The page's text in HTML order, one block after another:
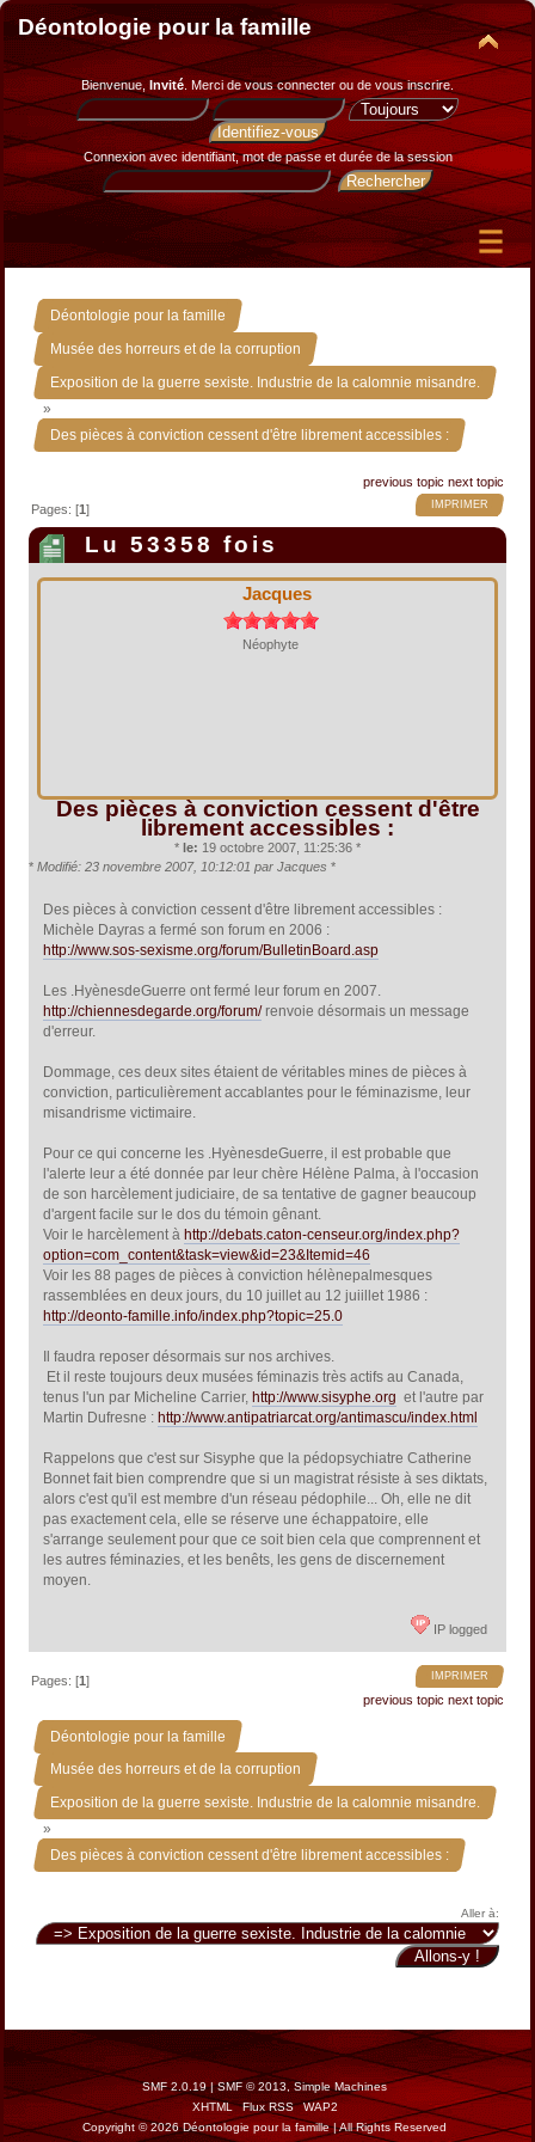
Déontologie pour la famille
Bienvenue, Invité. Merci devous connecter ou de vous inscrire.
Connexion avec identifiant, mot de passe et durée de la session
Déontologie pour la famille »
Musée des horreurs et de la corruption »
Exposition de la guerre sexiste. Industrie de la calomnie misandre.
»
Des pièces à conviction cessent d'être librement accessibles :
previous topic next topic
IMPRIMER
Pages: [1]
Lu 53358 fois
Jacques
Néophyte
Des pièces à conviction cessent d'être
librement accessibles :
* le: 19 octobre 2007, 11:25:36 *
* Modifié: 23 novembre 2007, 10:12:01 par Jacques *
Des pièces à conviction cessent d'être librement accessibles :
Michèle Dayras a fermé son forum en 2006 :
http://www.sos-sexisme.org/forum/BulletinBoard.asp
Les .HyènesdeGuerre ont fermé leur forum en 2007.
http://chiennesdegarde.org/forum/renvoie désormais un message
d'erreur.
Dommage, ces deux sites étaient de véritables mines de pièces à
conviction, particulièrement accablantes pour le féminazisme, leur
misandrisme victimaire.
Pour ce qui concerne les .HyènesdeGuerre, il est probable que
l'alerte leur a été donnée par leur chère Hélène Palma, à l'occasion
de son harcèlement judiciaire, de sa tentative de gagner beaucoup
d'argent facile sur le dos du témoin gênant.
Voir le harcèlement à http://debats.caton-censeur.org/index.php?
option=com_content&task=view&id=23&Itemid=46
Voir les 88 pages de pièces à conviction hélènepalmesques
rassemblées en deux jours, du 10 juillet au 12 juiillet 1986 :
http://deonto-famille.info/index.php?topic=25.0
Il faudra reposer désormais sur nos archives.
Et il reste toujours deux musées féminazis très actifs au Canada,
tenus l'un par Micheline Carrier, http://www.sisyphe.org et l'autre par
Martin Dufresne : http://www.antipatriarcat.org/antimascu/index.html
Rappelons que c'est sur Sisyphe que la pédopsychiatre Catherine
Bonnet fait bien comprendre que si un magistrat résiste à ses diktats,
alors c'est qu'il est membre d'un réseau pédophile... Oh, elle ne dit
pas exactement cela, elle se réserve une échappatoire, elle
s'arrange seulement pour que ce soit bien cela que comprennent et
les autres féminazies, et les benêts, les gens de discernement
moyen.
IP logged
IMPRIMER
Pages: [1]
previous topic next topic
Déontologie pour la famille »
Musée des horreurs et de la corruption »
Exposition de la guerre sexiste. Industrie de la calomnie misandre.
»
Des pièces à conviction cessent d'être librement accessibles :
Aller à:
SMF 2.0.19|SMF © 2013, Simple Machines
XHTML
Flux RSS
WAP2
Copyright © 2026 Déontologie pour la famille | All Rights Reserved